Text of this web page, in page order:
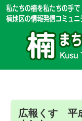
広報くす 平